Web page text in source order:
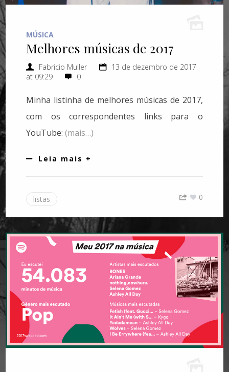
MÚSICA
Melhores músicas de 2017
Fabricio Muller
13 de dezembro de 2017
at 09:29
0
Minha listinha de melhores músicas de 2017,
com os correspondentes links para o
YouTube:(mais…)
Leia mais +
listas 0